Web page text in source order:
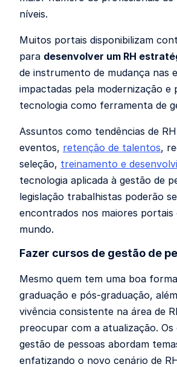
níveis.
Muitos portais disponibilizam
para desenvolver um RH
de instrumento de mudança nas
impactadas pela modernização e
tecnologia como ferramenta de
Assuntos como tendências de
eventos, retenção de talentos,
seleção, treinamento e
tecnologia aplicada à gestão de
legislação trabalhistas poderão
encontrados nos maiores portais
mundo.
Fazer cursos de gestão de
Mesmo quem tem uma boa
graduação e pós-graduação,
vivência consistente na área de
preocupar com a atualização. Os
gestão de pessoas abordam
enfatizando o novo cenário de